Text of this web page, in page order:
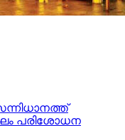
പരിശോധന